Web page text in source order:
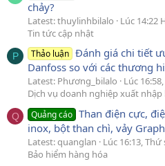
chảy?
Latest: thuylinhbilalo
Lúc 14:22
Tin tức cập nhật
P Thảo luận Đánh giá chi tiết
Danfoss so với các thương
Latest: Phương_bilalo
Lúc
Dịch vụ doanh nghiệp xuất
Q Quảng cáo Than điện cực,
inox, bột than chì, vảy
Latest: quanglan
Lúc 16:13, Thứ
Bảo hiểm hàng hóa